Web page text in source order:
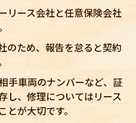
リース会社と任意保険会社
のため、報告を怠ると契約
手車両のナンバーなど、証
し、修理についてはリース
が大切です。